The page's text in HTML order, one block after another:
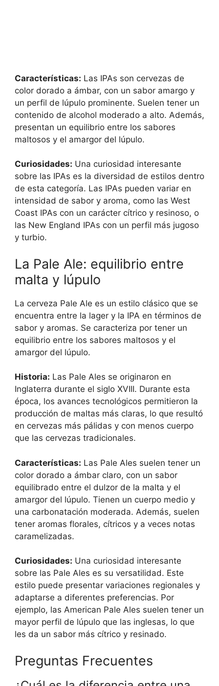
Características: Las IPAs son cervezas de
color dorado a ámbar, con un sabor amargo y
un perfil de lúpulo prominente. Suelen tener un
contenido de alcohol moderado a alto. Además,
presentan un equilibrio entre los sabores
maltosos y el amargor del lúpulo.
Curiosidades: Una curiosidad interesante
sobre las IPAs es la diversidad de estilos dentro
de esta categoría. Las IPAs pueden variar en
intensidad de sabor y aroma, como las West
Coast IPAs con un carácter cítrico y resinoso, o
las New England IPAs con un perfil más jugoso
y turbio.
La Pale Ale: equilibrio entre
malta y lúpulo
La cerveza Pale Ale es un estilo clásico que se
encuentra entre la lager y la IPA en términos de
sabor y aromas. Se caracteriza por tener un
equilibrio entre los sabores maltosos y el
amargor del lúpulo.
Historia: Las Pale Ales se originaron en
Inglaterra durante el siglo XVIII. Durante esta
época, los avances tecnológicos permitieron la
producción de maltas más claras, lo que resultó
en cervezas más pálidas y con menos cuerpo
que las cervezas tradicionales.
Características: Las Pale Ales suelen tener un
color dorado a ámbar claro, con un sabor
equilibrado entre el dulzor de la malta y el
amargor del lúpulo. Tienen un cuerpo medio y
una carbonatación moderada. Además, suelen
tener aromas florales, cítricos y a veces notas
caramelizadas.
Curiosidades: Una curiosidad interesante
sobre las Pale Ales es su versatilidad. Este
estilo puede presentar variaciones regionales y
adaptarse a diferentes preferencias. Por
ejemplo, las American Pale Ales suelen tener un
mayor perfil de lúpulo que las inglesas, lo que
les da un sabor más cítrico y resinado.
Preguntas Frecuentes